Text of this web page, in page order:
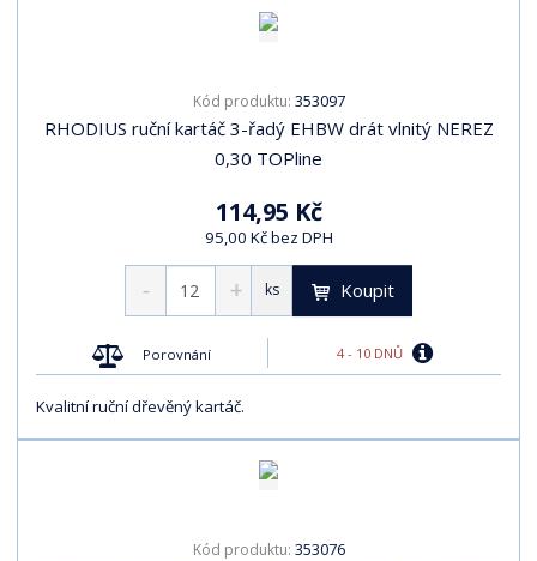
Kód produktu: 353097
RHODIUS ruční kartáč 3-řadý EHBW drát vlnitý NEREZ
0,30 TOPline
114,95 Kč
95,00 Kč bez DPH
ks Koupit
Porovnání 4 - 10 DNŮ
Kvalitní ruční dřevěný kartáč.
Kód produktu: 353076